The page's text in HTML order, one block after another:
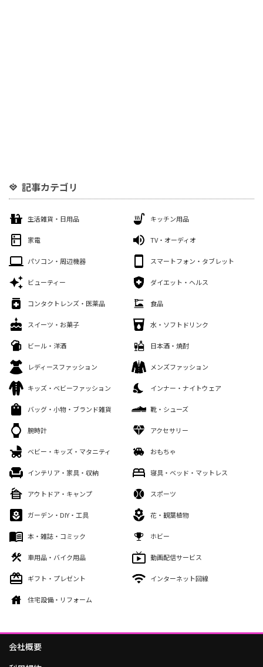
記事カテゴリ
生活雑貨・日用品 キッチン用品
家電 TV・オーディオ
パソコン・周辺機器 スマートフォン・タブレット
ビューティー ダイエット・ヘルス
コンタクトレンズ・医薬品 食品
スイーツ・お菓子 水・ソフトドリンク
ビール・洋酒 日本酒・焼酎
レディースファッション メンズファッション
キッズ・ベビーファッション インナー・ナイトウェア
バッグ・小物・ブランド雑貨 靴・シューズ
腕時計 アクセサリー
ベビー・キッズ・マタニティ おもちゃ
インテリア・家具・収納 寝具・ベッド・マットレス
アウトドア・キャンプ スポーツ
ガーデン・DIY・工具 花・観葉植物
本・雑誌・コミック ホビー
車用品・バイク用品 動画配信サービス
ギフト・プレゼント インターネット回線
住宅設備・リフォーム
会社概要